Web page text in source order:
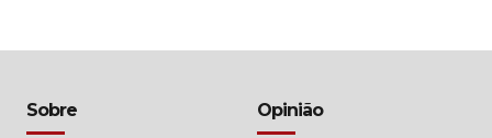
Sobre Opinião